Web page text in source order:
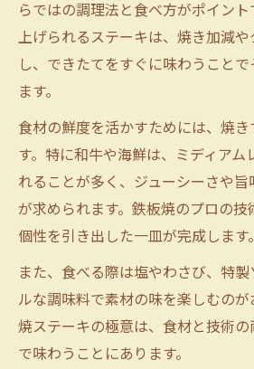
らではの調理法と食べ方がポイン
上げられるステーキは、焼き加減
し、できたてをすぐに味わうこと
ます。
食材の鮮度を活かすためには、焼
す。特に和牛や海鮮は、ミディアム
れることが多く、ジューシーさや
が求められます。鉄板焼のプロの技
個性を引き出した一皿が完成します。
また、食べる際は塩やわさび、特
ルな調味料で素材の味を楽しむの
焼ステーキの極意は、食材と技術
で味わうことにあります。